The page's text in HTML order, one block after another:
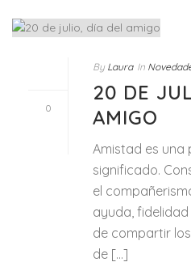
0
By Laura In
20 DE
AMIGO
Amistad es una
significado.
el
ayuda,
de compartir
de [...]